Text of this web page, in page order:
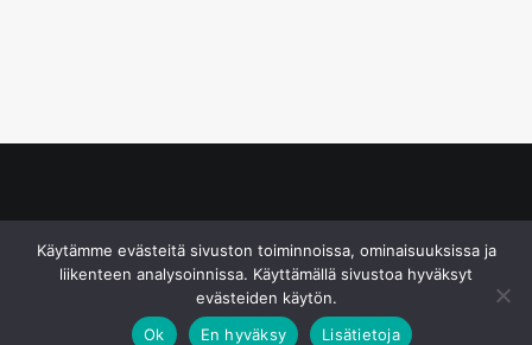
Käytämme evästeitä sivuston toiminnoissa, ominaisuuksissa ja
liikenteen analysoinnissa. Käyttämällä sivustoa hyväksyt
evästeiden käytön.
Ok
En hyväksy Lisätietoja